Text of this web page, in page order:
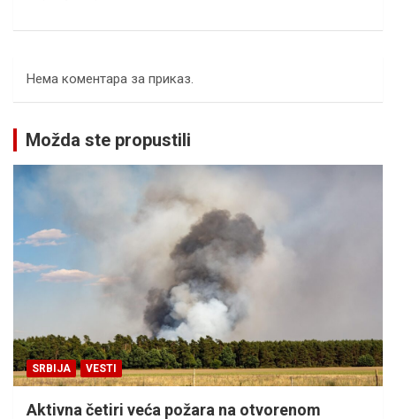
Нема коментара за приказ.
Možda ste propustili
SRBIJA VESTI
Aktivna četiri veća požara na otvorenom